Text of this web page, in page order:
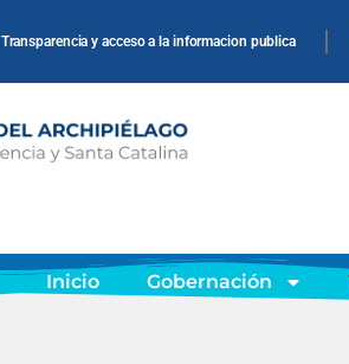
Transparencia y acceso a la informacion publica
Inicio Gobernación